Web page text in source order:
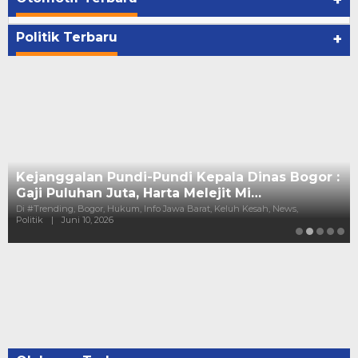
Politik Terbaru +
Kejanggalan Pundi-Pundi Kepala Dinas Bogor :
Gaji Puluhan Juta, Harta Melejit Mi…
Di #Trending, Bogor, Hukum, Info Jawa Barat, Keluh Kesah, News,
Politik
| Juni 10, 2026